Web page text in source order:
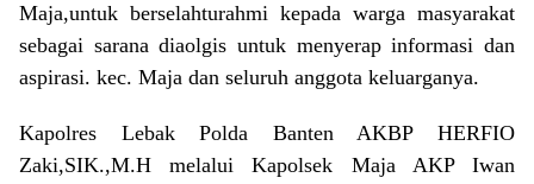
Maja,untuk berselahturahmi kepada warga masyarakat
sebagai sarana diaolgis untuk menyerap informasi dan
aspirasi. kec. Maja dan seluruh anggota keluarganya.
Kapolres Lebak Polda Banten AKBP HERFIO
Zaki,SIK.,M.H melalui Kapolsek Maja AKP Iwan